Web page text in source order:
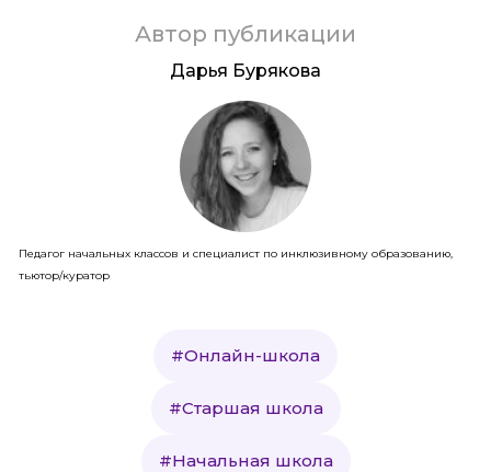
Автор публикации
Дарья Бурякова
Педагог начальных классов и специалист по инклюзивному образованию,
тьютор/куратор
#Онлайн-школа
#Старшая школа
#Начальная школа